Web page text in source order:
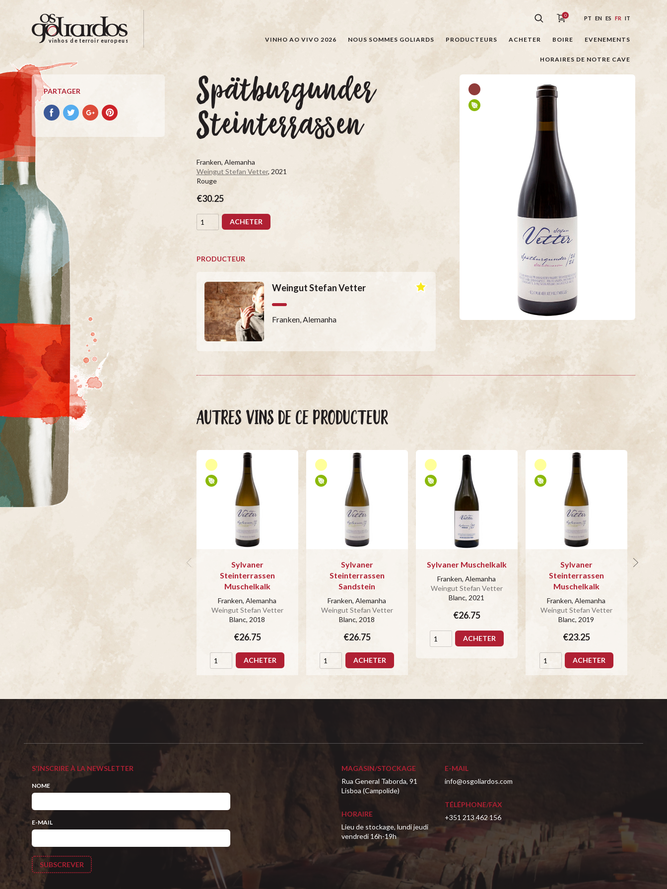
Os
Goliardos
Vinhos
de
Terroir
Europeus
vinhos de terroir europeus
0 PT EN ES FR IT
VINHO AO VIVO 2026 NOUS SOMMES GOLIARDS PRODUCTEURS ACHETER BOIRE EVENEMENTS
HORAIRES DE NOTRE CAVE
PARTAGER
Partager
avec
Partager
avec
Partager
avec
Partager
avec
Spätburgunder
Steinterrassen
Franken, Alemanha
Weingut Stefan Vetter, 2021
Rouge
€30.25
ACHETER
PRODUCTEUR
Weingut Stefan Vetter
Franken, Alemanha
AUTRES VINS DE CE PRODUCTEUR
Sylvaner
Steinterrassen
Muschelkalk
Franken, Alemanha
Weingut Stefan Vetter
Blanc, 2018
€26.75
ACHETER
Sylvaner
Steinterrassen
Sandstein
Franken, Alemanha
Weingut Stefan Vetter
Blanc, 2018
€26.75
ACHETER
Sylvaner Muschelkalk
Franken, Alemanha
Weingut Stefan Vetter
Blanc, 2021
€26.75
ACHETER
Sylvaner
Steinterrassen
Muschelkalk
Franken, Alemanha
Weingut Stefan Vetter
Blanc, 2019
€23.25
ACHETER
S'INSCRIRE À LA NEWSLETTER
NOME
E-MAIL
MAGASIN/STOCKAGE
Rua General Taborda, 91
Lisboa (Campolide)
HORAIRE
Lieu de stockage, lundi jeudi
vendredi 16h-19h
E-MAIL
info@osgoliardos.com
TÉLÉPHONE/FAX
+351 213 462 156